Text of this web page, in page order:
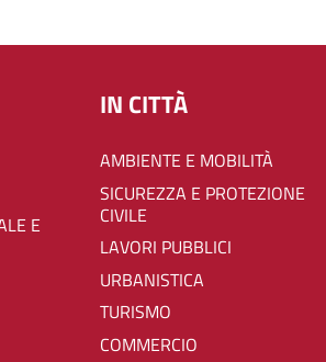
IN CITTÀ
AMBIENTE E MOBILITÀ
SICUREZZA E PROTEZIONE
CIVILE
LAVORI PUBBLICI
URBANISTICA
TURISMO
COMMERCIO